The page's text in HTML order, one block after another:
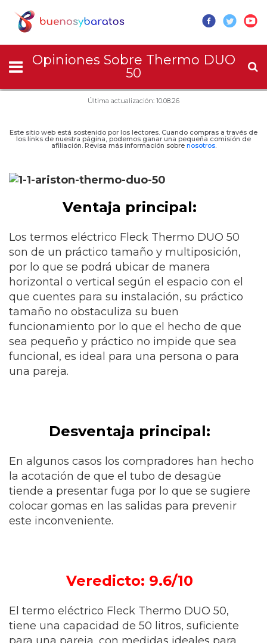
Opiniones Sobre Thermo DUO
50
Última actualización: 10.08.26
Este sitio web está sostenido por los lectores. Cuando compras a través de
los links de nuestra página, podemos ganar una pequeña comisión de
afiliación. Revisa más información sobre nosotros.
Ventaja principal:
Los termos eléctrico Fleck Thermo DUO 50
son de un práctico tamaño y multiposición,
por lo que se podrá ubicar de manera
horizontal o vertical según el espacio con el
que cuentes para su instalación, su práctico
tamaño no obstaculiza su buen
funcionamiento por lo que el hecho de que
sea pequeño y práctico no impide que sea
funcional, es ideal para una persona o para
una pareja.
Desventaja principal:
En algunos casos los compradores han hecho
la acotación de que el tubo de desagüe
tiende a presentar fuga por lo que se sugiere
colocar gomas en las salidas para prevenir
este inconveniente.
Veredicto: 9.6/10
El termo eléctrico Fleck Thermo DUO 50,
tiene una capacidad de 50 litros, suficiente